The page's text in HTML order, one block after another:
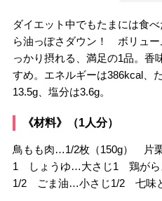
ダイエット中でもたまには食
ら油っぽさダウン！ ボリュー
っかり摂れる、満足の1品。香
すめ。エネルギーは386kcal、
13.5g、塩分は3.6g。
《材料》（1人分）
鳥もも肉…1/2枚（150g）
1 しょうゆ…大さじ1 鶏がら
1/2 ごま油…小さじ1/2 七味